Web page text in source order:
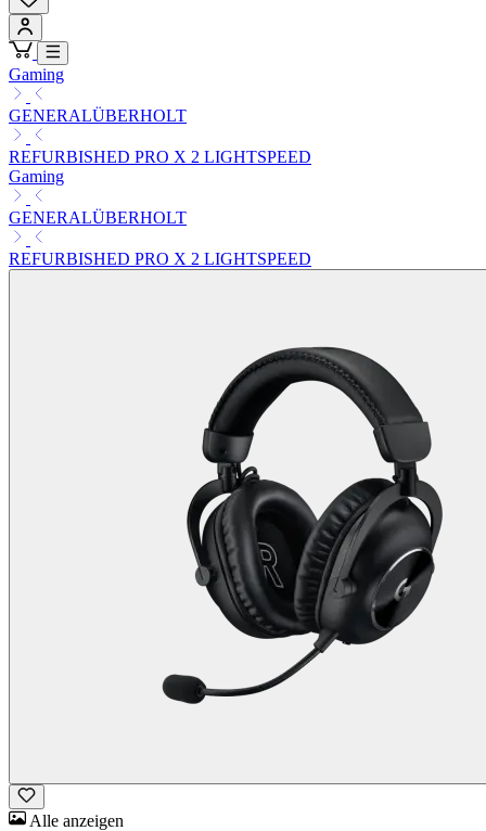
Gaming
GENERALÜBERHOLT
REFURBISHED PRO X 2 LIGHTSPEED
Gaming
GENERALÜBERHOLT
REFURBISHED PRO X 2 LIGHTSPEED
Alle anzeigen